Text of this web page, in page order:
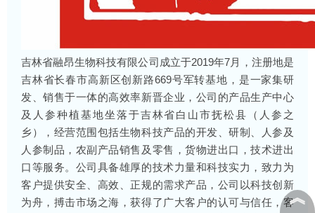
吉林省融昂生物科技有限公司成立于2019年7月，注册地是
吉林省长春市高新区创新路669号军转基地，是一家集研
发、销售于一体的高效率新晋企业，公司的产品生产中心
及人参种植基地坐落于吉林省白山市抚松县（人参之
乡），经营范围包括生物科技产品的开发、研制、人参及
人参制品，农副产品销售及零售，货物进出口，技术进出
口等服务。公司具备雄厚的技术力量和科技实力，致力为
客户提供安全、高效、正规的需求产品，公司以科技创新
为舟，搏击市场之海，获得了广大客户的认可与信任，客︽